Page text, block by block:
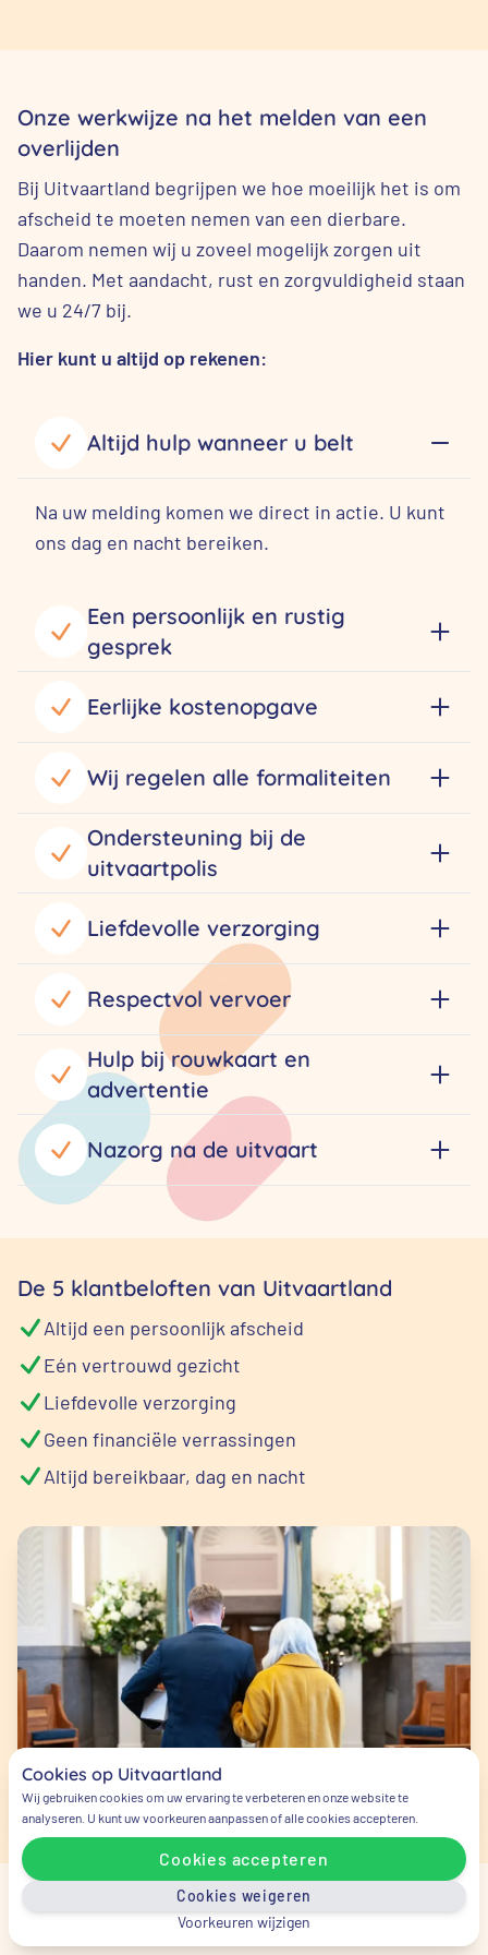
Onze werkwijze na het melden van een
overlijden
Bij Uitvaartland begrijpen we hoe moeilijk het is om
afscheid te moeten nemen van een dierbare.
Daarom nemen wij u zoveel mogelijk zorgen uit
handen. Met aandacht, rust en zorgvuldigheid staan
we u 24/7 bij.
Hier kunt u altijd op rekenen:
Altijd hulp wanneer u belt
Na uw melding komen we direct in actie. U kunt
ons dag en nacht bereiken.
Een persoonlijk en rustig
gesprek
Eerlijke kostenopgave
Wij regelen alle formaliteiten
Ondersteuning bij de
uitvaartpolis
Liefdevolle verzorging
Respectvol vervoer
Hulp bij rouwkaart en
advertentie
Nazorg na de uitvaart
De 5 klantbeloften van Uitvaartland
Altijd een persoonlijk afscheid
Eén vertrouwd gezicht
Liefdevolle verzorging
Geen financiële verrassingen
Altijd bereikbaar, dag en nacht
Veelgestelde vragen
Cookies op Uitvaartland
Wij gebruiken cookies om uw ervaring te verbeteren en onze website te
analyseren. U kunt uw voorkeuren aanpassen of alle cookies accepteren.
Cookies accepteren
Cookies weigeren
Voorkeuren wijzigen